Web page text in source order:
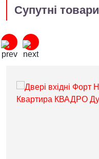
Супутні товари